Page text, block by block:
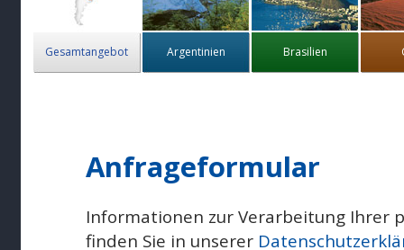
Gesamtangebot Argentinien Brasilien
Anfrageformular
Informationen zur Verarbeitung Ihrer
finden Sie in unserer